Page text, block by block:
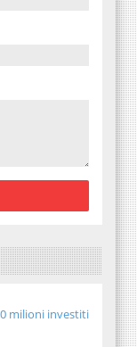
milioni investiti